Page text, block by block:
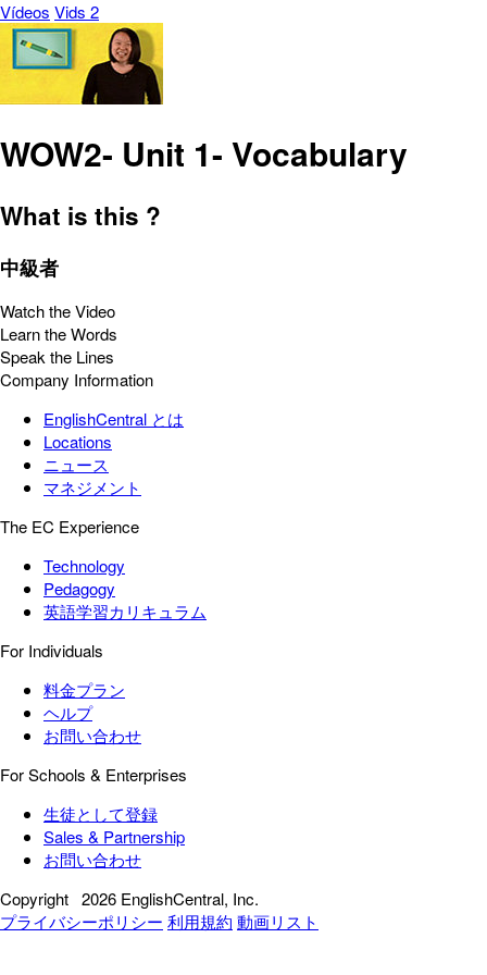
Vídeos Vids 2
WOW2- Unit 1- Vocabulary
What is this ?
中級者
Watch the Video
Learn the Words
Speak the Lines
Company Information
EnglishCentral とは
Locations
ニュース
マネジメント
The EC Experience
Technology
Pedagogy
英語学習カリキュラム
For Individuals
料金プラン
ヘルプ
お問い合わせ
For Schools & Enterprises
生徒として登録
Sales & Partnership
お問い合わせ
Copyright 2026 EnglishCentral, Inc.
プライバシーポリシー 利用規約 動画リスト